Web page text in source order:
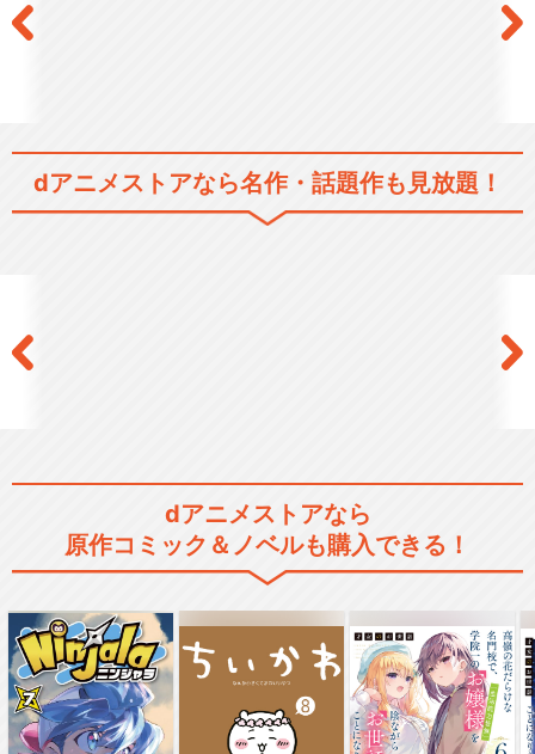
閉じる
dアニメストアなら名作・話題作も見放題！
dアニメストアなら
原作コミック＆ノベルも購入できる！